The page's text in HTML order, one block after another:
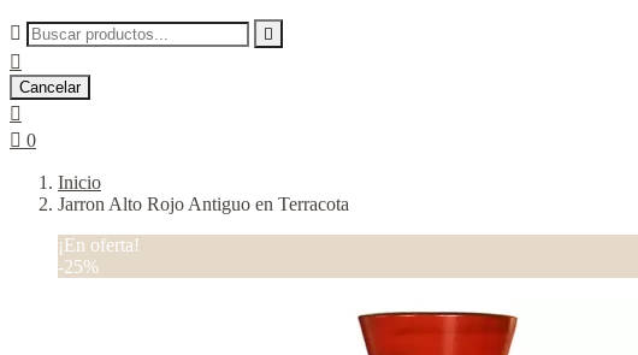
 

Cancelar

 0
Inicio
Jarron Alto Rojo Antiguo en Terracota
¡En oferta!
-25%